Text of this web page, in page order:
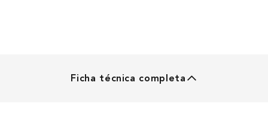
Ficha técnica completa